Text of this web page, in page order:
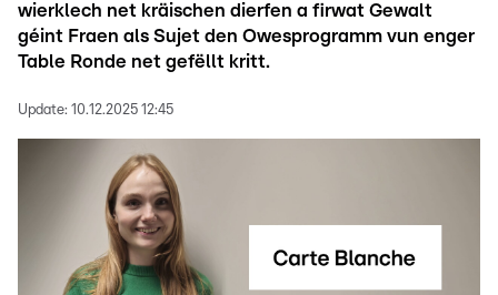
wierklech net kräischen dierfen a firwat Gewalt
géint Fraen als Sujet den Owesprogramm vun enger
Table Ronde net gefëllt kritt.
Update: 10.12.2025 12:45